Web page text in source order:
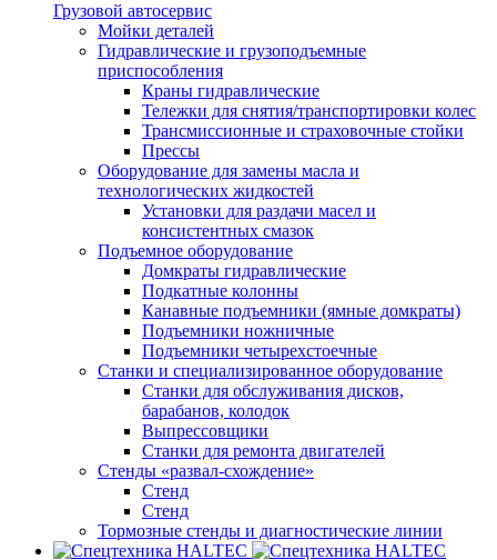
Грузовой автосервис
Мойки деталей
Гидравлические и грузоподъемные
приспособления
Краны гидравлические
Тележки для снятия/транспортировки колес
Трансмиссионные и страховочные стойки
Прессы
Оборудование для замены масла и
технологических жидкостей
Установки для раздачи масел и
консистентных смазок
Подъемное оборудование
Домкраты гидравлические
Подкатные колонны
Канавные подъемники (ямные домкраты)
Подъемники ножничные
Подъемники четырехстоечные
Станки и специализированное оборудование
Станки для обслуживания дисков,
барабанов, колодок
Выпрессовщики
Станки для ремонта двигателей
Стенды «развал-схождение»
Стенд
Стенд
Тормозные стенды и диагностические линии